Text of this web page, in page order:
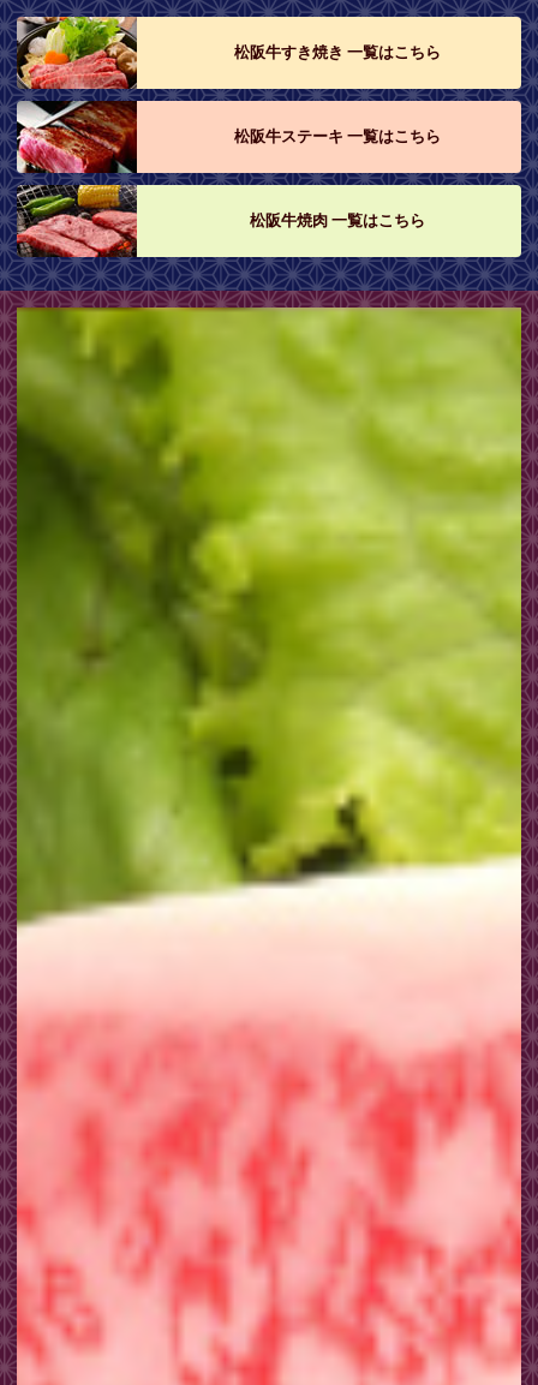
松阪牛すき焼き 一覧はこちら
松阪牛ステーキ 一覧はこちら
松阪牛焼肉 一覧はこちら